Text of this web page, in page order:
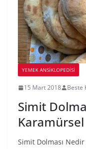
YEMEK ANSİKLOPEDİSİ
15 Mart 2018 Beste
Simit
Karamürsel
Simit Dolması Nedir